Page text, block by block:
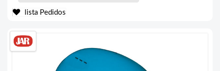
lista Pedidos